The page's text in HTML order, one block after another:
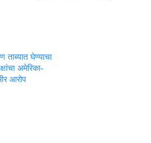
ताब्यात घेण्याचा
अमेरिका-
आरोप